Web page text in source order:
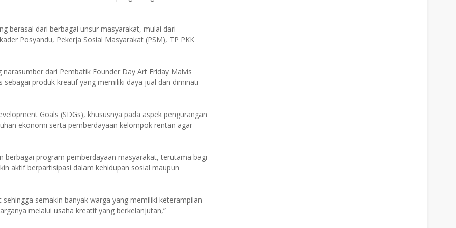
berasal dari berbagai unsur masyarakat, mulai dari
Posyandu, Pekerja Sosial Masyarakat (PSM), TP PKK
dari Pembatik Founder Day Art Friday Malvis
produk kreatif yang memiliki daya jual dan diminati
Goals (SDGs), khususnya pada aspek pengurangan
ekonomi serta pemberdayaan kelompok rentan agar
berbagai program pemberdayaan masyarakat, terutama bagi
aktif berpartisipasi dalam kehidupan sosial maupun
semakin banyak warga yang memiliki keterampilan
melalui usaha kreatif yang berkelanjutan,”